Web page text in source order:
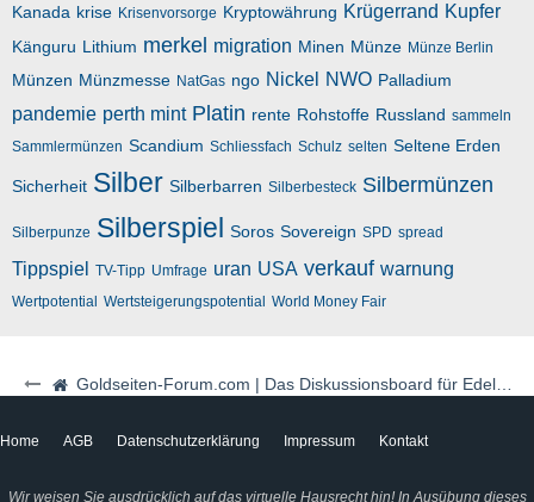
Goldseiten-Forum.com | Das Diskussionsboard für Edelmetalle & Rohstoffe
Kanada krise Krisenvorsorge Kryptowährung Krügerrand Kupfer
Känguru Lithium merkel migration Minen Münze Münze Berlin
Münzen Münzmesse NatGas ngo Nickel NWO Palladium
pandemie perth mint Platin rente Rohstoffe Russland sammeln
Sammlermünzen Scandium Schliessfach Schulz selten Seltene Erden
Sicherheit Silber Silberbarren Silberbesteck Silbermünzen
Silberpunze Silberspiel Soros Sovereign SPD spread
Tippspiel TV-Tipp Umfrage uran USA verkauf warnung
Wertpotential Wertsteigerungspotential World Money Fair
Home AGB Datenschutzerklärung Impressum Kontakt
Wir weisen Sie ausdrücklich auf das virtuelle Hausrecht hin! In Ausübung dieses